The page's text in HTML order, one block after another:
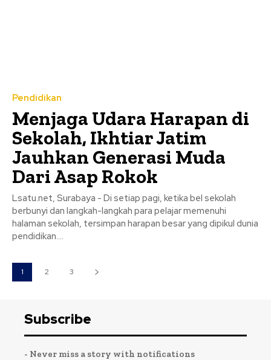
Pendidikan
Menjaga Udara Harapan di
Sekolah, Ikhtiar Jatim
Jauhkan Generasi Muda
Dari Asap Rokok
Lsatu.net, Surabaya - Di setiap pagi, ketika bel sekolah
berbunyi dan langkah-langkah para pelajar memenuhi
halaman sekolah, tersimpan harapan besar yang dipikul dunia
pendidikan....
1 2 3
Subscribe
- Never miss a story with notifications